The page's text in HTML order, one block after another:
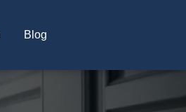
Blog